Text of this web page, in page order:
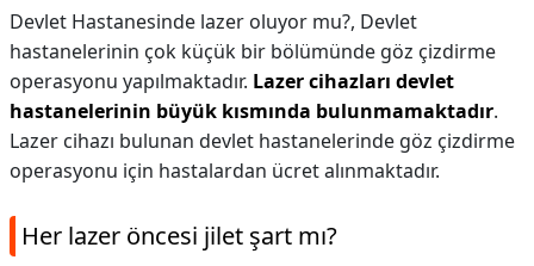
Devlet Hastanesinde lazer oluyor mu?, Devlet
hastanelerinin çok küçük bir bölümünde göz çizdirme
operasyonu yapılmaktadır. Lazer cihazları devlet
hastanelerinin büyük kısmında bulunmamaktadır.
Lazer cihazı bulunan devlet hastanelerinde göz çizdirme
operasyonu için hastalardan ücret alınmaktadır.
Her lazer öncesi jilet şart mı?